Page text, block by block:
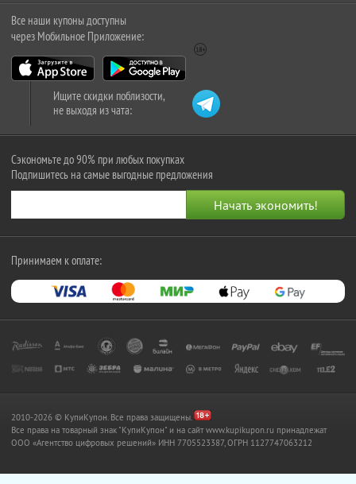
Все наши купоны доступны
через Мобильное Приложение:
Ищите скидки поблизости,
не выходя из чата:
Сэкономьте до 90% при любых покупках
Подпишитесь на самые выгодные предложения
Принимаем к оплате:
2010-2026 © КупиКупон. Все права защищены.
Все права на товарный знак "КупиКупон" и на сайт www.kupikupon.ru принадлежат
OOO «Агентство цифровых решений» ИНН 7705523387, ОГРН 1127747063212